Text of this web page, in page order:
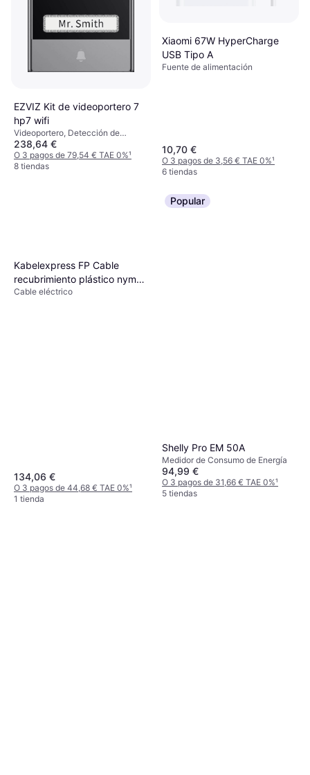
EZVIZ Kit de videoportero 7
hp7 wifi
Videoportero, Detección de
movimiento, Grabable
238,64 €
O 3 pagos de 79,54 € TAE 0%¹
8 tiendas
Xiaomi 67W HyperCharge
USB Tipo A
Fuente de alimentación
10,70 €
O 3 pagos de 3,56 € TAE 0%¹
6 tiendas
Kabelexpress FP Cable
recubrimiento plástico nym-j,
3x1,5mm2, 50m-Ring
Cable eléctrico
134,06 €
O 3 pagos de 44,68 € TAE 0%¹
1 tienda
Popular
Shelly Pro EM 50A
Medidor de Consumo de Energía
94,99 €
O 3 pagos de 31,66 € TAE 0%¹
5 tiendas